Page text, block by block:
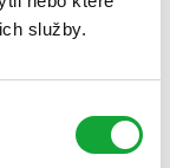
služby.